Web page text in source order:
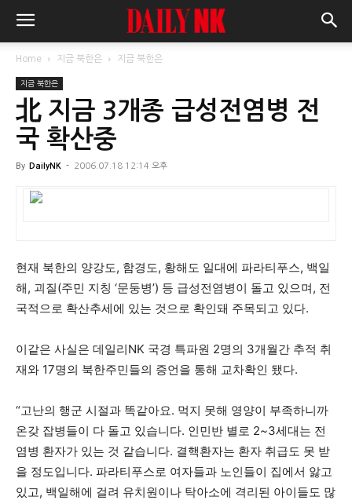
Home 지금 북한은 지금 북한은
지금 북한은
北 지금 3개종 급성전염병 전
국 확산중
By DailyNK - 2006.07.18 12:14 오후
현재 북한의 양강도, 함경도, 황해도 일대에 파라티푸스, 백일
해, 괴질(주민 지칭 ‘문둥병’) 등 급성전염병이 돌고 있으며, 전
국적으로 확산추세에 있는 것으로 확인돼 주목되고 있다.
이같은 사실은 데일리NK 국경 특파원 2명의 3개월간 추적 취
재와 17명의 북한주민들의 증언을 통해 교차확인 됐다.
“고난의 행군 시절과 똑같아요. 먹지 못해 영양이 부족하니까
온갖 잡병들이 다 돌고 있습니다. 인민반 별로 2~3세대는 전
염병 환자가 있는 것 같습니다. 결핵환자는 환자 취급도 못 받
을 정도입니다. 파라티푸스로 여자들과 노인들이 집에서 앓고
있고, 백일해에 걸려 유치원이나 탁아소에 격리된 아이들도 많